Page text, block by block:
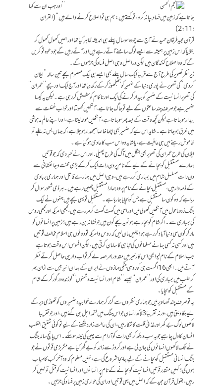
’’اور جب ان سے کہا
جاتا ہے کہ زمین میں فساد بپا نہ کرو، تو کہتے ہیں: ہم ہی تو اصلاح کرنے والے ہیں‘‘ (القران
؛ 2:11)
قرآن مجید فرقان حمید نے آج سے چودہ سو سال پہلے ہی اندیشہ ظاہر کیا تھا اور ہمیں کھول کھول کر
بتلایا کہ اس زمین پر ہمیشہ سےایسے لوگ سامنے آتے رہے ہیں اور آتے رہیں گے جو دعوہ تو کریں
گے کہ وہ اصلاح کنندگان ہیں لیکن دراصل وہی اصل فساد کی جڑ ہوں گے۔
زیر نظر تصویر کی طرح آج سے قریبا ایک سال پہلے بھی ایسے ہی ایک معصوم بچے تین سالہ ’’ایلان
کردی‘‘ کی تصویر نے پوری دنیا کے ضمیر کو جھنجھوڑ کرکے رکھ دیا تھا اور آج ایک اور بچے ’’عمران‘‘
کی تصویر انسانیت کے ضمیر کو بیدار کرنے کی ایک اور ناکام کوشش کر رہی ہے۔ لیکن یہ کیسا
ضمیر ہے جو صرف چند ساعتوں کے لیے تو جاگ جاتا ہے، آنکھیں کھولتا اور خواب غفلت سے
بیدار ہو جاتا ہے لیکن کچھ وقت کے بعد پھر سو جاتا ہے، آنکھیں موند لیتا ہے، اور اپنے عالم مدہوشی
میں غرق ہو جاتا ہے۔ شاید اس لیے کہ ضمیر بھی اچھا خاصا سمجھدار ہو چلا ہے، کہ جہاں بس نہ چلے تو
خاموش رہنے میں ہی عافیت ہے، یا شاید وہ اس سب کا عادی ہو گیا ہے۔
ایلان کی طرح عمران کی تصویر بھی جنگل میں آگ کی طرح پھیلی. اور اس نے خبر دی کہ جو قوتیں
ہمارے مستقبل کو بچانے کےلیے کے نام پر دن رات ایک کر کے بڑی محنت و جانفشانی سے
دن رات مسلسل شام میں بمباری کر رہے ہیں، وہی اصل میں ہمارے قاتل اور ہماری بربادی
کے ذمہ دار ہیں، مستقبل بچانے کے نام پر وہ ہمارا مستقبل چھین رہے ہیں۔ ہر ذی شعور سوال کر
رہا ہے کہ وہ کون سا مستقبل ہے جس کو بچایا جا رہا ہے۔ مستقبل تو یہی بچے ہیں جنہوں نے ایک
جنگ زدہ ماحول میں آنکھیں کھولی ہیں اور اسی میں گھٹ گھٹ کر مر رہے ہیں، کبھی امریکہ اور کبھی روس
کی بمباری سے۔ اگر شام کو بچا رہے ہو تو یہ بچے کون ہیں جو نشانہ بن رہے ہیں؟ زمین پر انسانوں کو
مار کر کون سی دنیا آباد کر رہے ہو؟ چلیں مان لیں کہ روس و امریکہ تو دونوں ہی اسلام مخالف قوتیں
ہیں اور کسی نہ کسی بہانے مسلمانوں کی تباہی کا سامان کرتی ہیں، لیکن افسوس اس وقت ہوتا ہے
جب اسلام کے نام لیوا بھی اس کار خیر میں مقدور بھر حصہ لے کر ثواب دارین حاصل کرتے نظر
آتےہیں۔ ابھی 16 اگست ہی کو روسی جنگی جہازوں نے ایران کے ہمدان ائیربیس سےاڑان بھر
کر حلب میں بمباری کی اور ’’عمران‘‘ جیسے ’’شام اور انسانیت دشمنوں‘‘ کو زندہ درگور کرکے شام
کے مستقبل کو بچایا۔
یہ تو صرف چند تصاویر ہیں جو ہماری نظروں سے گزر کر ہمارے خوابیدہ ضمیروں کو تھوڑی دیر کے
لیے جگا دیتی ہیں، ورنہ تقریبا 3 لاکھ انسان جو اس جنگ میں لقمہ اجل بن گئے ہیں، اور جو تقریبا
لاکھوں لوگ بےگھر اور غذائی قلت کا شکار ہیں، ان کی حالت زار دیکھنے کے لیے تو کوئی شقیق القلب
انسان کا دل چاہیے جو یہ سب دیکھ کر بھی رات کو آرام سے چین کی نیند سو سکے۔ اس پانچ سالہ جنگ
نے تک لاکھوں انسانوں کی جان لی ہے اور کروڑ سے زائد کو بےگھر کیا ہے مگر بڑی قوتوں نے جو
جنگ انسانی مستقبل کو بچانے کے لیے جابجا شروع کی ہے، نہیں معلوم کہ وہ آخر کب کامیاب
ہوں گی؟ کہیں مقتدر قوتیں انسانیت کو بچانے کے نام پر انسانوں اور انسانیت کو قتل تو نہیں کر
رہیں، بقول قرآن مجید کے کہ اصل میں یہی قوتیں اور ان کی حواری زمین پر فساد کی جڑ ہیں۔